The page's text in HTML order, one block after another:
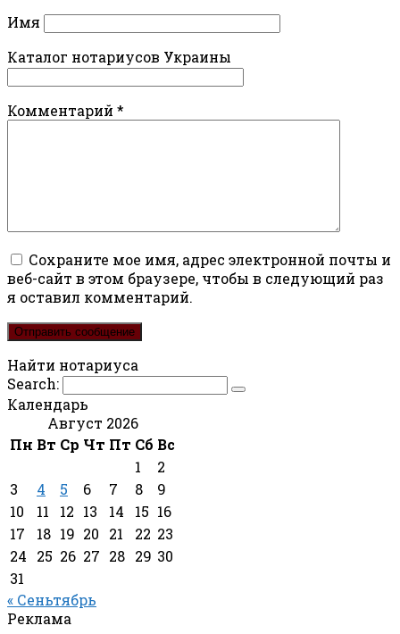
Имя
Каталог нотариусов Украины
Комментарий *
Сохраните мое имя, адрес электронной почты и
веб-сайт в этом браузере, чтобы в следующий раз
я оставил комментарий.
Найти нотариуса
Search:
Календарь
Август 2026
Пн Вт Ср Чт Пт Сб Вс
1
2
3
4 5 6 7 8
9
10
11 12 13 14 15 16
17
18 19 20 21 22 23
24
25 26 27 28 29 30
31
« Сеньтябрь
Реклама